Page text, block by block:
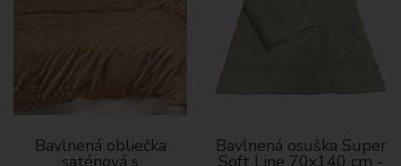
Bavlnená obliečka
saténová s
Bavlnená osuška Super
Soft Line 70x140 cm -